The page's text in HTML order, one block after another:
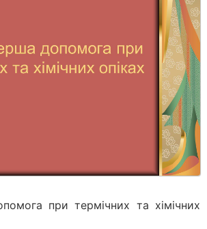
при термічних та хімічних